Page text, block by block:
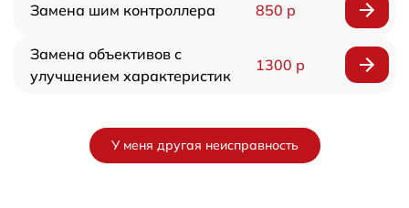
Замена шим контроллера 850 р
Замена объективов с
улучшением характеристик
1300 р
У меня другая неисправность